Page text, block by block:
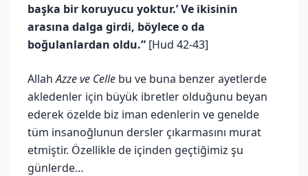
başka bir koruyucu yoktur.’ Ve ikisinin
arasına dalga girdi, böylece o da
boğulanlardan oldu.” [Hud 42-43]
AllahAzze ve Celle bu ve buna benzer ayetlerde
akledenler için büyük ibretler olduğunu beyan
ederek özelde biz iman edenlerin ve genelde
tüm insanoğlunun dersler çıkarmasını murat
etmiştir. Özellikle de içinden geçtiğimiz şu
günlerde…